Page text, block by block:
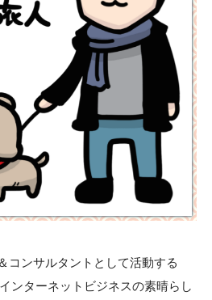
コンサルタントとして活動する
ンターネットビジネスの素晴らし